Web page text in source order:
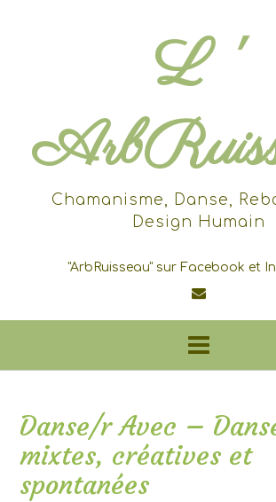
L '
Chamanisme, Danse,
Design Humain
"ArbRuisseau" sur Facebook et
Danse/r Avec –
mixtes, créatives et
spontanées